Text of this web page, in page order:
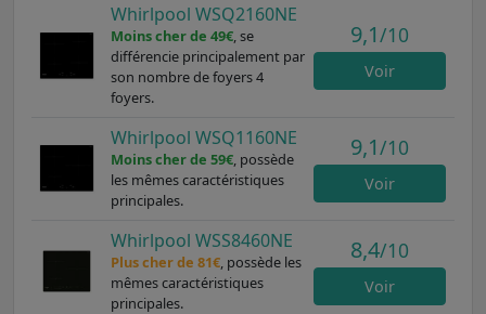
Whirlpool WSQ2160NE
Moins cher de 49€, se
différencie principalement par
son nombre de foyers 4
foyers.
9,1/10
Voir
Whirlpool WSQ1160NE
Moins cher de 59€, possède
les mêmes caractéristiques
principales.
9,1/10
Voir
Whirlpool WSS8460NE
Plus cher de 81€, possède les
mêmes caractéristiques
principales.
8,4/10
Voir